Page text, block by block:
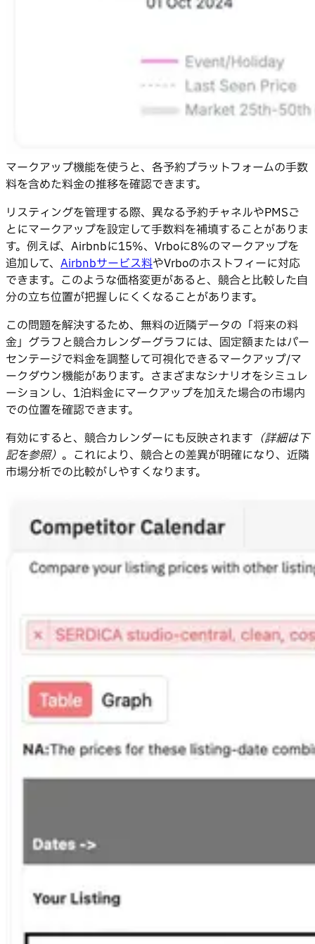
マークアップ機能を使うと、各予約プラットフォームの手数
料を含めた料金の推移を確認できます。
リスティングを管理する際、異なる予約チャネルやPMSご
とにマークアップを設定して手数料を補填することがありま
す。例えば、Airbnbに15%、Vrboに8%のマークアップを
追加して、 Airbnbサービス料やVrboのホストフィーに対応
できます。このような価格変更があると、競合と比較した自
分の立ち位置が把握しにくくなることがあります。
この問題を解決するため、無料の近隣データの「将来の料
金」グラフと競合カレンダーグラフには、固定額またはパー
センテージで料金を調整して可視化できるマークアップ/マ
ークダウン機能があります。さまざまなシナリオをシミュレ
ーションし、1泊料金にマークアップを加えた場合の市場内
での位置を確認できます。
有効にすると、競合カレンダーにも反映されます （詳細は下
記を参照） 。これにより、競合との差異が明確になり、近隣
市場分析での比較がしやすくなります。